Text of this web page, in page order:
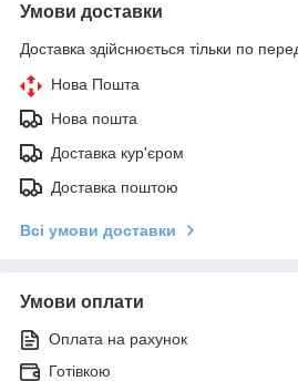
Умови доставки
Доставка здійснюється тільки по
Нова Пошта
Нова пошта
Доставка кур'єром
Доставка поштою
Всі умови доставки
Умови оплати
Оплата на рахунок
Готівкою